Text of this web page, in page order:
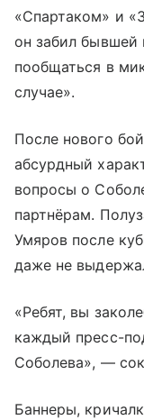
«Спартаком» и
он забил бывшей
пообщаться в
случае».
После нового
абсурдный
вопросы о
партнёрам.
Умяров после
даже не
«Ребят, вы
каждый пресс-
Соболева», —
Баннеры,